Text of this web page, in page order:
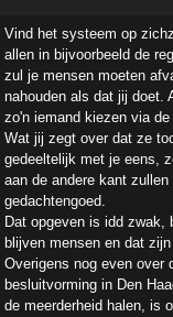
Vind het systeem op
allen in bijvoorbeeld de
zul je mensen moeten
nahouden als dat jij doet.
zo'n iemand kiezen via de
Wat jij zegt over dat ze
gedeeltelijk met je eens,
aan de andere kant
gedachtengoed.
Dat opgeven is idd zwak,
blijven mensen en dat
Overigens nog even over
besluitvorming in Den
de meerderheid halen, is